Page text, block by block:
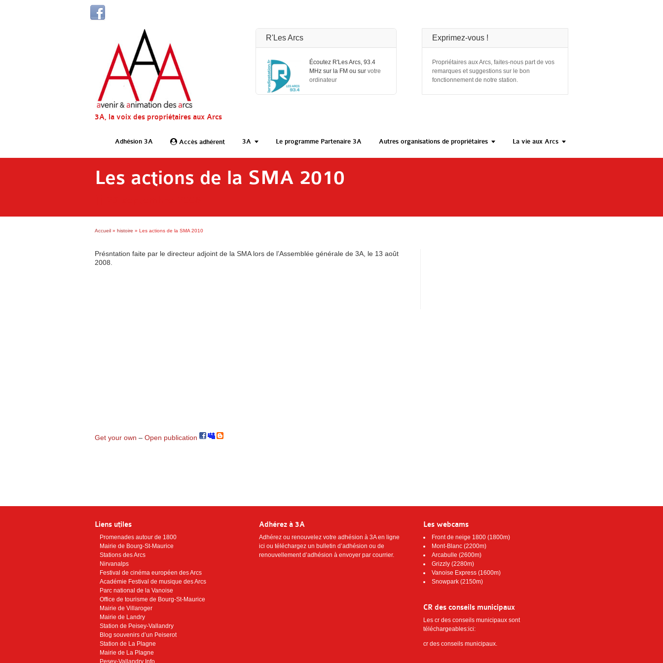
3A, la voix des propriétaires aux Arcs
R'Les Arcs
Écoutez R'Les Arcs, 93.4
MHz sur la FM ou survotre
ordinateur
Exprimez-vous !
Propriétaires aux Arcs, faites-nous part de vos
remarques et suggestions sur le bon
fonctionnement de notre station.
Adhésion 3A Accès adhérent 3A Le programme Partenaire 3A Autres organisations de propriétaires La vie aux Arcs
Les actions de la SMA 2010
Accueil » histoire » Les actions de la SMA 2010
Présntation faite par le directeur adjoint de la SMA lors de l’Assemblée générale de 3A, le 13 août
2008.
Get your own – Open publication
Liens utiles
Promenades autour de 1800
Mairie de Bourg-St-Maurice
Stations des Arcs
Nirvanalps
Festival de cinéma européen des Arcs
Académie Festival de musique des Arcs
Parc national de la Vanoise
Office de tourisme de Bourg-St-Maurice
Mairie de Villaroger
Mairie de Landry
Station de Peisey-Vallandry
Blog souvenirs d’un Peiserot
Station de La Plagne
Mairie de La Plagne
Pesey-Vallandry Info
Adhérez à 3A
Adhérez ou renouvelez votre adhésion à 3Aen ligne
ici ou téléchargez un bulletin d’adhésion ou de
renouvellement d’adhésion à envoyer par courrier.
Les webcams
Front de neige 1800 (1800m)
Mont-Blanc (2200m)
Arcabulle (2600m)
Grizzly (2280m)
Vanoise Express (1600m)
Snowpark (2150m)
CR des conseils municipaux
Les cr des conseils municipaux sont
téléchargeables:ici:
cr des conseils municipaux.